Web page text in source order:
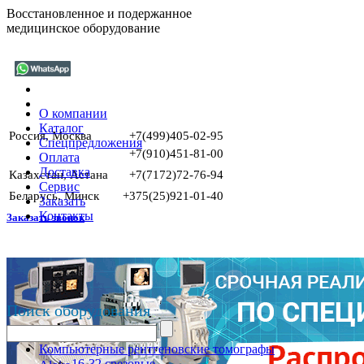
Восстановленное и подержанное
медицинское оборудование
Россия, Москва
+7(499)405-02-95
+7(910)451-81-00
Казахстан, Астана
+7(7172)72-76-94
Беларусь, Минск
+375(25)921-01-40
Заказать звонок
О компании
Каталог
Спецпредложения
Оплата
Доставка
Сервис
Заказать
Контакты
Поиск оборудования
Компьютерные рентгеновские томографы